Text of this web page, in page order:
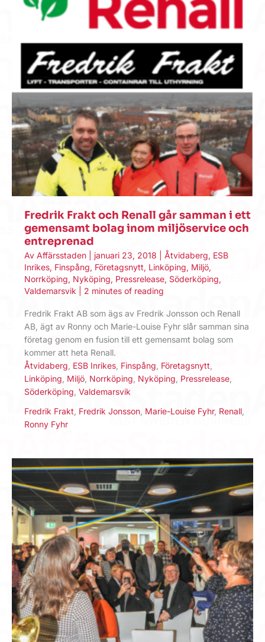
Fredrik Frakt och Renall går samman i ett
gemensamt bolag inom miljöservice och
entreprenad
Av Affärsstaden januari 23, 2018 Åtvidaberg, ESB
Inrikes, Finspång, Företagsnytt, Linköping, Miljö,
Norrköping, Nyköping, Pressrelease, Söderköping,
Valdemarsvik
2 minutes of reading
Fredrik Frakt AB som ägs av Fredrik Jonsson och Renall
AB, ägt av Ronny och Marie-Louise Fyhr slår samman sina
företag genom en fusion till ett gemensamt bolag som
kommer att heta Renall.
Åtvidaberg ESB Inrikes Finspång Företagsnytt
Linköping Miljö Norrköping Nyköping Pressrelease
Söderköping Valdemarsvik
Fredrik Frakt Fredrik Jonsson Marie-Louise Fyhr, Renall
Ronny Fyhr